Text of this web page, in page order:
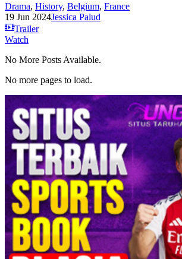
Drama, History, Belgium, France
19 Jun 2024Jessica Palud
Trailer
Watch
No More Posts Available.
No more pages to load.